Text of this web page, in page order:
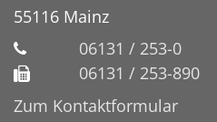
55116 Mainz
06131 / 253-0
06131 / 253-890
Zum Kontaktformular